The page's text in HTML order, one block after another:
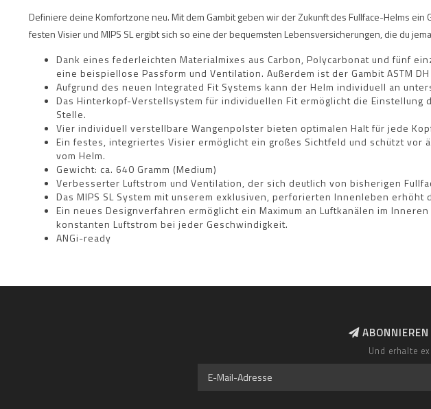
Definiere deine Komfortzone neu. Mit dem Gambit geben wir der Zukunft des Fullface-Helms
festen Visier und MIPS SL ergibt sich so eine der bequemsten Lebensversicherungen, die du
Dank eines federleichten Materialmixes aus Carbon, Polycarbonat und fünf
eine beispiellose Passform und Ventilation. Außerdem ist der Gambit ASTM
Aufgrund des neuen Integrated Fit Systems kann der Helm individuell an
Das Hinterkopf-Verstellsystem für individuellen Fit ermöglicht die
Stelle.
Vier individuell verstellbare Wangenpolster bieten optimalen Halt für jede
Ein festes, integriertes Visier ermöglicht ein großes Sichtfeld und schützt vor
vom Helm.
Gewicht: ca. 640 Gramm (Medium)
Verbesserter Luftstrom und Ventilation, der sich deutlich von bisherigen
Das MIPS SL System mit unserem exklusiven, perforierten Innenleben
Ein neues Designverfahren ermöglicht ein Maximum an Luftkanälen im
konstanten Luftstrom bei jeder Geschwindigkeit.
ANGi-ready
Und erhalte